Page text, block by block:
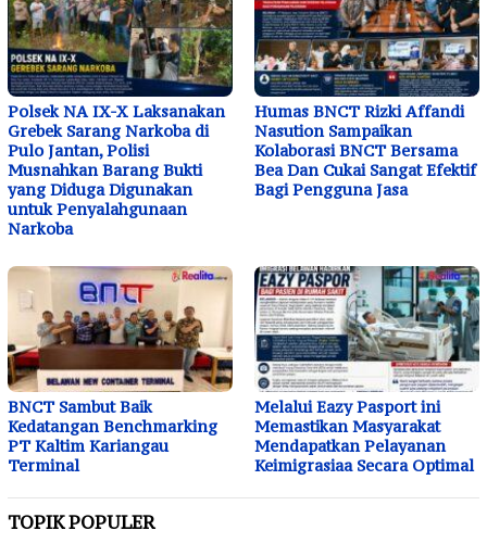
Polsek NA IX-X Laksanakan
Grebek Sarang Narkoba di
Pulo Jantan, Polisi
Musnahkan Barang Bukti
yang Diduga Digunakan
untuk Penyalahgunaan
Narkoba
Humas BNCT Rizki Affandi
Nasution Sampaikan
Kolaborasi BNCT Bersama
Bea Dan Cukai Sangat Efektif
Bagi Pengguna Jasa
BNCT Sambut Baik
Kedatangan Benchmarking
PT Kaltim Kariangau
Terminal
Melalui Eazy Pasport ini
Memastikan Masyarakat
Mendapatkan Pelayanan
Keimigrasiaa Secara Optimal
TOPIK POPULER